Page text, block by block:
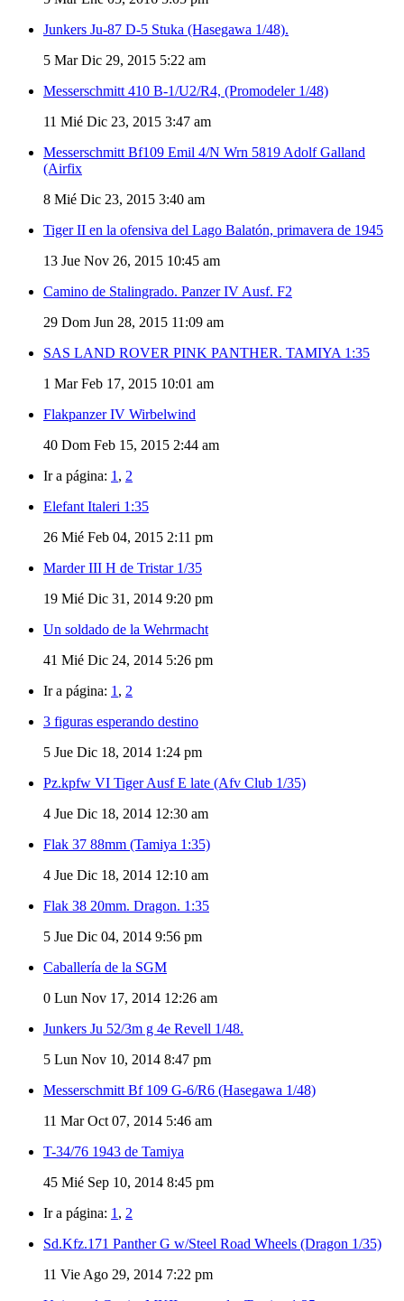
Junkers Ju-87 D-5 Stuka (Hasegawa 1/48).
5 Mar Dic 29, 2015 5:22 am
Messerschmitt 410 B-1/U2/R4, (Promodeler 1/48)
11 Mié Dic 23, 2015 3:47 am
Messerschmitt Bf109 Emil 4/N Wrn 5819 Adolf Galland
(Airfix
8 Mié Dic 23, 2015 3:40 am
Tiger II en la ofensiva del Lago Balatón, primavera de 1945
13 Jue Nov 26, 2015 10:45 am
Camino de Stalingrado. Panzer IV Ausf. F2
29 Dom Jun 28, 2015 11:09 am
SAS LAND ROVER PINK PANTHER. TAMIYA 1:35
1 Mar Feb 17, 2015 10:01 am
Flakpanzer IV Wirbelwind
40 Dom Feb 15, 2015 2:44 am
Ir a página: 1 , 2
Elefant Italeri 1:35
26 Mié Feb 04, 2015 2:11 pm
Marder III H de Tristar 1/35
19 Mié Dic 31, 2014 9:20 pm
Un soldado de la Wehrmacht
41 Mié Dic 24, 2014 5:26 pm
Ir a página: 1 , 2
3 figuras esperando destino
5 Jue Dic 18, 2014 1:24 pm
Pz.kpfw VI Tiger Ausf E late (Afv Club 1/35)
4 Jue Dic 18, 2014 12:30 am
Flak 37 88mm (Tamiya 1:35)
4 Jue Dic 18, 2014 12:10 am
Flak 38 20mm. Dragon. 1:35
5 Jue Dic 04, 2014 9:56 pm
Caballería de la SGM
0 Lun Nov 17, 2014 12:26 am
Junkers Ju 52/3m g 4e Revell 1/48.
5 Lun Nov 10, 2014 8:47 pm
Messerschmitt Bf 109 G-6/R6 (Hasegawa 1/48)
11 Mar Oct 07, 2014 5:46 am
T-34/76 1943 de Tamiya
45 Mié Sep 10, 2014 8:45 pm
Ir a página: 1 , 2
Sd.Kfz.171 Panther G w/Steel Road Wheels (Dragon 1/35)
11 Vie Ago 29, 2014 7:22 pm